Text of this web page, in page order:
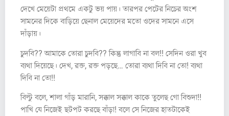
দেখে মেয়েটা প্রথমে একটু ভয় পায়। তারপর পেটের নিচের অংশ
সামনের দিকে বাড়িয়ে ছেনাল মেয়েদের মতো ওদের সামনে এসে
দাঁড়ায়।
চুদবি?? আমাকে তোরা চুদবি?? কিন্তু লাগাবি না বল!! সেদিন ওরা খুব
ব্যথা দিয়েছে। দেখ, রক্ত, রক্ত পড়ছে… তোরা ব্যথা দিবি না তো! ব্যথা
দিবি না তো!!
বিল্টু বলে, শালা গাঁড় মারানি, সক্কাল সক্কাল কাকে তুলেছ গো বিশুদা!!
পাখি যে নিজেই ছটপট করছে বাঁড়া! বলে সে নিজের হাতটাকেই